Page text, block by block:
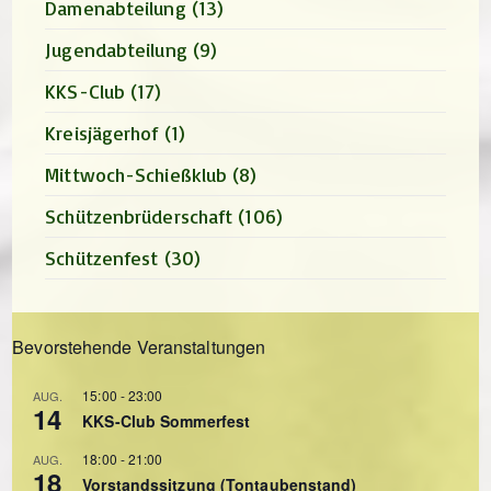
Damenabteilung (13)
Jugendabteilung (9)
KKS-Club (17)
Kreisjägerhof (1)
Mittwoch-Schießklub (8)
Schützenbrüderschaft (106)
Schützenfest (30)
Bevorstehende Veranstaltungen
AUG.
14
15:00 -23:00
KKS-Club Sommerfest
AUG.
18
18:00 -21:00
Vorstandssitzung (Tontaubenstand)